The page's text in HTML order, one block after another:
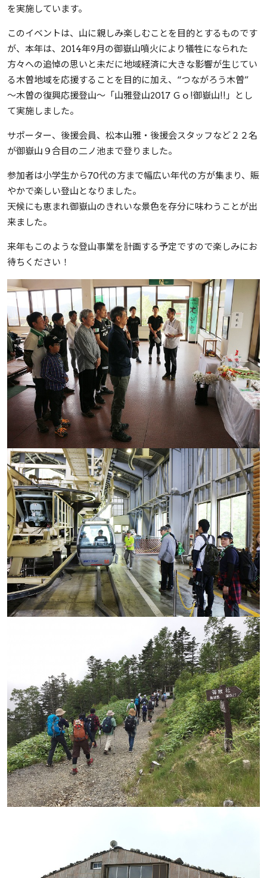
を実施しています。
このイベントは、山に親しみ楽しむことを目的とするものです
が、本年は、2014年9月の御嶽山噴火により犠牲になられた
方々への追悼の思いと未だに地域経済に大きな影響が生じてい
る木曽地域を応援することを目的に加え、“つながろう木曽”
～木曽の復興応援登山～「山雅登山2017 Ｇｏ!御嶽山!!」とし
て実施しました。
サポーター、後援会員、松本山雅・後援会スタッフなど２２名
が御嶽山９合目の二ノ池まで登りました。
参加者は小学生から70代の方まで幅広い年代の方が集まり、賑
やかで楽しい登山となりました。
天候にも恵まれ御嶽山のきれいな景色を存分に味わうことが出
来ました。
来年もこのような登山事業を計画する予定ですので楽しみにお
待ちください！